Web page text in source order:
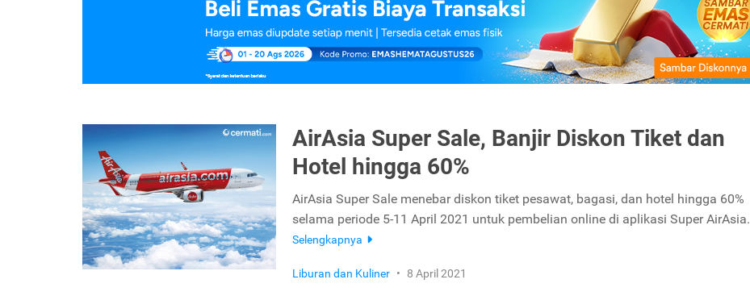
AirAsia Super Sale, Banjir Diskon Tiket dan
Hotel hingga 60%
AirAsia Super Sale menebar diskon tiket pesawat, bagasi, dan hotel hingga 60%
selama periode 5-11 April 2021 untuk pembelian online di aplikasi Super AirAsia.
Selengkapnya
Liburan dan Kuliner • 8 April 2021